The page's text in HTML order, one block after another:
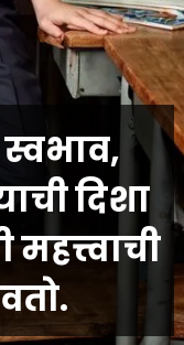
दिशा
महत्त्वाची